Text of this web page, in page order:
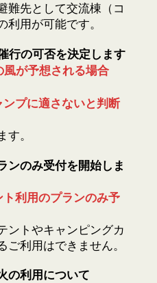
難先として交流棟（コ
利用が可能です。
行の可否を決定します
風が予想される場合
プに適さないと判断
す。
ンのみ受付を開始しま
利用のプランのみ予
ントやキャンピングカ
ご利用はできません。
の利用について